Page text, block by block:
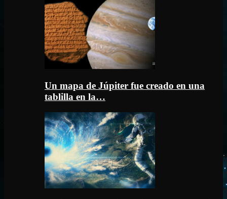
Un mapa de Júpiter fue creado en una
tablilla en la…